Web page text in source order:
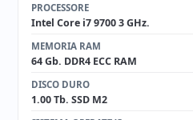
PROCESSORE
Intel Core i7 9700 3 GHz.
MEMORIA RAM
64 Gb. DDR4 ECC RAM
DISCO DURO
1.00 Tb. SSD M2